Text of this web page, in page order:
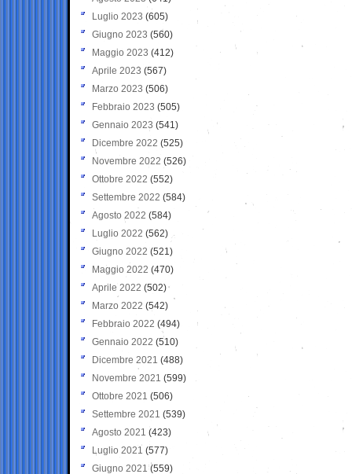
Luglio 2023 (605)
Giugno 2023 (560)
Maggio 2023 (412)
Aprile 2023 (567)
Marzo 2023 (506)
Febbraio 2023 (505)
Gennaio 2023 (541)
Dicembre 2022 (525)
Novembre 2022 (526)
Ottobre 2022 (552)
Settembre 2022 (584)
Agosto 2022 (584)
Luglio 2022 (562)
Giugno 2022 (521)
Maggio 2022 (470)
Aprile 2022 (502)
Marzo 2022 (542)
Febbraio 2022 (494)
Gennaio 2022 (510)
Dicembre 2021 (488)
Novembre 2021 (599)
Ottobre 2021 (506)
Settembre 2021 (539)
Agosto 2021 (423)
Luglio 2021 (577)
Giugno 2021(559)